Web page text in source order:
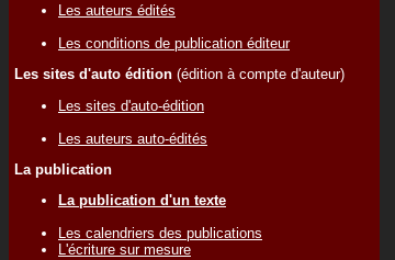
Les auteurs édités
Les conditions de publication éditeur
Les sites d'auto édition (édition à compte d'auteur)
Les sites d'auto-édition
Les auteurs auto-édités
La publication
La publication d'un texte
Les calendriers des publications
L'écriture sur mesure